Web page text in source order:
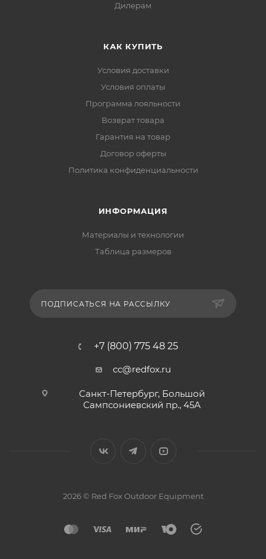
Дилерам
КАК КУПИТЬ
Условия доставки
Условия оплаты
Программа лояльности
Возврат товара
Гарантия на товар
Договор оферты
Политика конфиденциальности
ИНФОРМАЦИЯ
Материалы и технологии
Таблица размеров
ПОДПИСАТЬСЯ НА РАССЫЛКУ
+7 (800) 775 48 25
cc@redfox.ru
Санкт-Петербург, Большой
Сампсониевский пр., 45А
2026 © Red Fox Outdoor Equipment